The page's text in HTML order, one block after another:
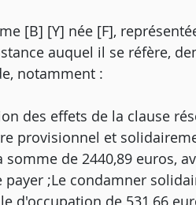
[B] [Y] née [F],
auquel il se réfère,
notamment :
des effets de la clause
provisionnel et
de 2440,89 euros,
;Le condamner
d'occupation de 531,66